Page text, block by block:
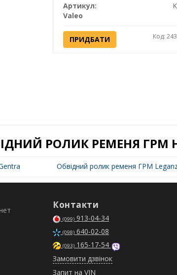
Артикул:
Valeo
ПРИДБАТИ Код:
РОЛИК РЕМЕНЯ ГРМ
Обвідний ролик ременя ГРМ
Контакти
(099) 913-04-34
(098) 640-02-08
(093) 165-17-54
Замовити дзвінок
Запит на VIN